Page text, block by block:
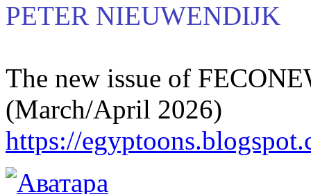
PETER NIEUWENDIJK
The new issue of
(March/April 2026)
https://